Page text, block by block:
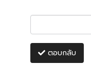
ตอบกลับ